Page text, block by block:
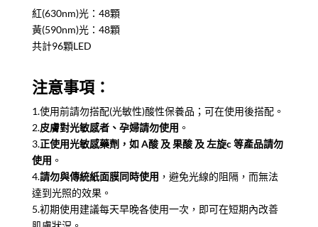
紅(630nm)光：48顆
黃(590nm)光：48顆
共計96顆LED
注意事項：
1.使用前請勿搭配(光敏性)酸性保養品；可在使用後搭配。
2.皮膚對光敏感者、孕婦請勿使用 。
3.正使用光敏感藥劑，如 A酸 及 果酸 及 左旋c 等產品請勿
使用 。
4.請勿與傳統紙面膜同時使用 ，避免光線的阻隔，而無法
達到光照的效果。
5.初期使用建議每天早晚各使用一次，即可在短期內改善